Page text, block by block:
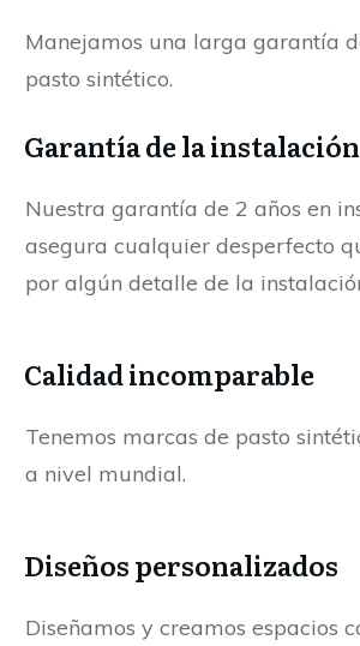
Manejamos una larga garantía
pasto sintético.
Garantía de la
Nuestra garantía de 2 años en
asegura cualquier desperfecto
por algún detalle de la
Calidad incomparable
Tenemos marcas de pasto
a nivel mundial.
Diseños personalizados
Diseñamos y creamos espacios